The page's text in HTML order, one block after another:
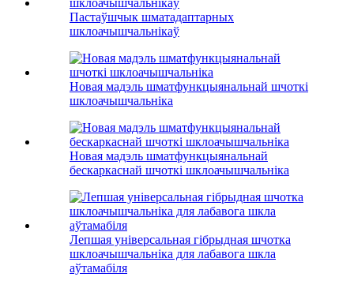
Пастаўшчык шматадаптарных
шклоачышчальнікаў
Новая мадэль шматфункцыянальнай шчоткі
шклоачышчальніка
Новая мадэль шматфункцыянальнай
бескаркаснай шчоткі шклоачышчальніка
Лепшая універсальная гібрыдная шчотка
шклоачышчальніка для лабавога шкла
аўтамабіля